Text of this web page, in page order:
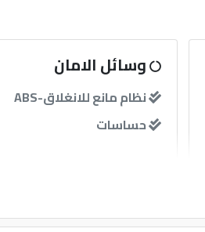
وسائل الامان
نظام مانع للانغلاق-ABS
حساسات